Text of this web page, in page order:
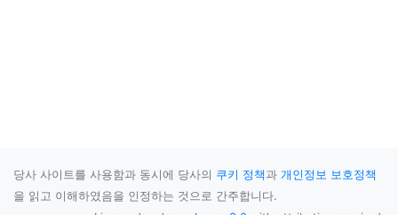
당사 사이트를 사용함과 동시에 당사의 쿠키 정책과 개인정보 보호정책
을 읽고 이해하였음을 인정하는 것으로 간주합니다.